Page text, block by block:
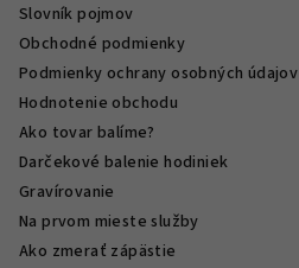
Slovník pojmov
Obchodné podmienky
Podmienky ochrany osobných údajov
Hodnotenie obchodu
Ako tovar balíme?
Darčekové balenie hodiniek
Gravírovanie
Na prvom mieste služby
Ako zmerať zápästie